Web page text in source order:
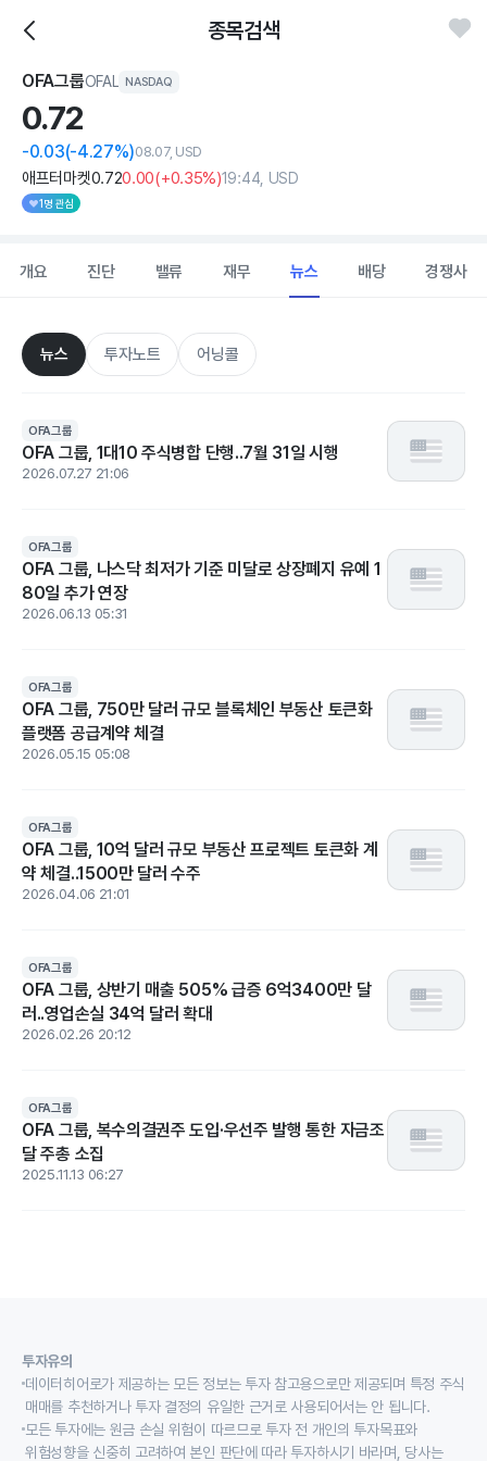
종목검색
OFA그룹OFAL NASDAQ
0.72
-0.03(-4.27%)08.07, USD
애프터마켓0.720.00(+0.35%)19:44, USD
1명 관심
개요 진단 밸류 재무 뉴스 배당 경쟁사
뉴스 투자노트 어닝콜
OFA그룹
OFA 그룹, 1대10 주식병합 단행..7월 31일 시행
2026.07.27 21:06
OFA그룹
OFA 그룹, 나스닥 최저가 기준 미달로 상장폐지 유예 1
80일 추가 연장
2026.06.13 05:31
OFA그룹
OFA 그룹, 750만 달러 규모 블록체인 부동산 토큰화
플랫폼 공급계약 체결
2026.05.15 05:08
OFA그룹
OFA 그룹, 10억 달러 규모 부동산 프로젝트 토큰화 계
약 체결..1500만 달러 수주
2026.04.06 21:01
OFA그룹
OFA 그룹, 상반기 매출 505% 급증 6억3400만 달
러..영업손실 34억 달러 확대
2026.02.26 20:12
OFA그룹
OFA 그룹, 복수의결권주 도입·우선주 발행 통한 자금조
달 주총 소집
2025.11.13 06:27
투자유의
데이터히어로가 제공하는 모든 정보는 투자 참고용으로만 제공되며 특정 주식
매매를 추천하거나 투자 결정의 유일한 근거로 사용되어서는 안 됩니다.
모든 투자에는 원금 손실 위험이 따르므로 투자 전 개인의 투자목표와
위험성향을 신중히 고려하여 본인 판단에 따라 투자하시기 바라며, 당사는